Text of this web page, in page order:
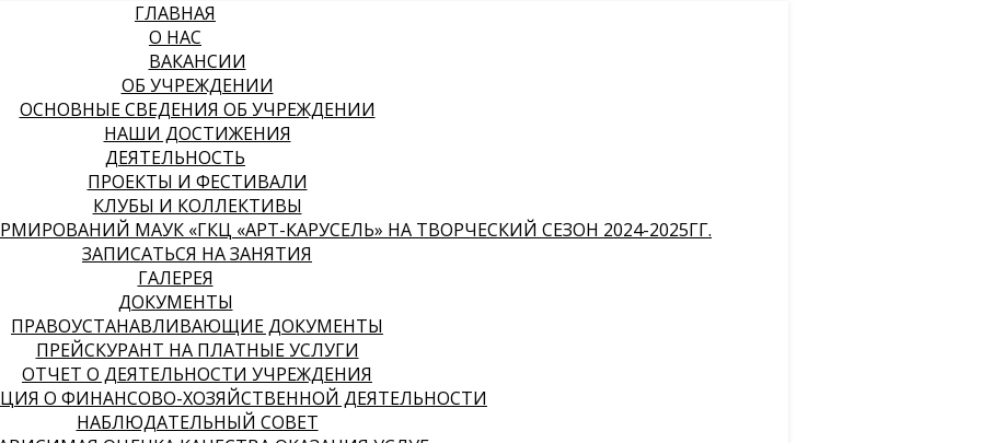
ГЛАВНАЯ
О НАС
ВАКАНСИИ
ОБ УЧРЕЖДЕНИИ
ОСНОВНЫЕ СВЕДЕНИЯ ОБ УЧРЕЖДЕНИИ
НАШИ ДОСТИЖЕНИЯ
ДЕЯТЕЛЬНОСТЬ
ПРОЕКТЫ И ФЕСТИВАЛИ
КЛУБЫ И КОЛЛЕКТИВЫ
МАУК «ГКЦ «АРТ-КАРУСЕЛЬ» НА ТВОРЧЕСКИЙ СЕЗОН 2024-2025ГГ.
ЗАПИСАТЬСЯ НА ЗАНЯТИЯ
ГАЛЕРЕЯ
ДОКУМЕНТЫ
ПРАВОУСТАНАВЛИВАЮЩИЕ ДОКУМЕНТЫ
ПРЕЙСКУРАНТ НА ПЛАТНЫЕ УСЛУГИ
ОТЧЕТ О ДЕЯТЕЛЬНОСТИ УЧРЕЖДЕНИЯ
О ФИНАНСОВО-ХОЗЯЙСТВЕННОЙ ДЕЯТЕЛЬНОСТИ
НАБЛЮДАТЕЛЬНЫЙ СОВЕТ